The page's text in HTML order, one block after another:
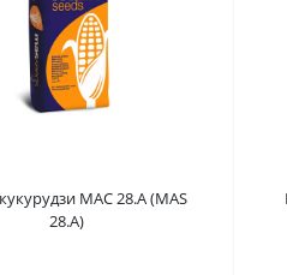
МАС 28.А (MAS
28.A)